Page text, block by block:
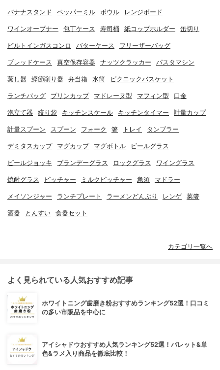
バナナスタンド ペッパーミル ボウル レンジボード
ワインオープナー 包丁ケース 寿司桶 紙コップホルダー 缶切り
ビルトインガスコンロ バターケース フリーザーバッグ
ブレッドケース 真空保存容器 ナッツクラッカー パスタマシン
蒸し器 鰹節削り器 弁当箱 水筒 ピクニックバスケット
ランチバッグ プリンカップ マドレーヌ型 マフィン型 口金
泡立て器 絞り袋 キッチンスケール キッチンタイマー 計量カップ
計量スプーン スプーン フォーク 箸 トレイ タンブラー
デミタスカップ マグカップ マグボトル ビールグラス
ビールジョッキ ブランデーグラス ロックグラス ワイングラス
焼酎グラス ピッチャー ミルクピッチャー 急須 マドラー
メイソンジャー ランチプレート ラーメンどんぶり レンゲ 菜箸
酒器 とんすい 食器セット
カテゴリ一覧へ
よく見られている人気おすすめ記事
ホワイトニング歯磨き粉おすすめランキング52選！口コミ
の多い市販品を中心に
アイシャドウおすすめ人気ランキング52選！パレット&単
色&ラメ入り商品を徹底比較！